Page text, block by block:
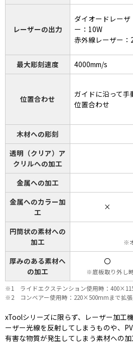
レーザーの出力
ダイオードレーザ
ー：10W
赤外線レーザー：
最大彫刻速度
4000mm/s
位置合わせ
ガイドに沿って手
位置合わせ
木材への彫刻
透明（クリア）ア
クリルへの加工
金属への加工
金属へのカラー加
工
×
円筒状の素材への
加工
厚みのある素材へ
の加工
〇
底板取り外し
1 ライドエクステンション使用時：
2 コンベアー使用時：220×500mmまで拡
xToolシリーズに限らず、レーザー加工
ーザー光線を反射してしまうものや、
有害な物質が発生してしまう素材への加